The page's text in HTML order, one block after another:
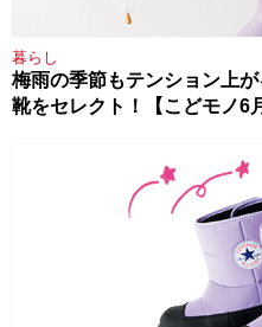
暮らし
梅雨の季節もテンション上
靴をセレクト！【こどモノ6